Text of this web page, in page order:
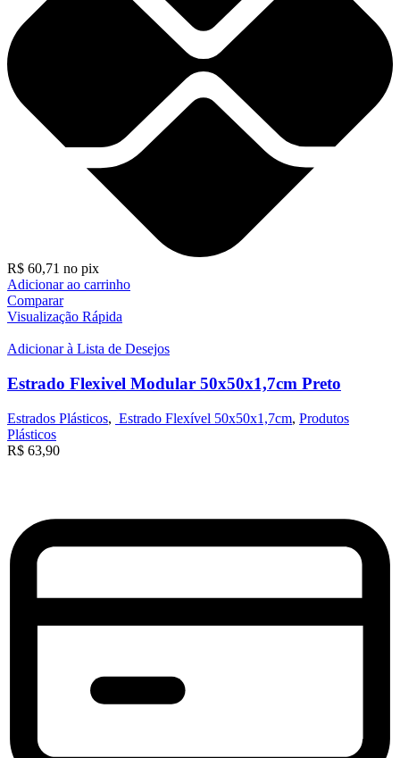
R$ 60,71 no pix
Adicionar ao carrinho
Comparar
Visualização Rápida
Adicionar à Lista de Desejos
Estrado Flexivel Modular 50x50x1,7cm Preto
Estrados Plásticos, Estrado Flexível 50x50x1,7cm, Produtos
Plásticos
R$ 63,90